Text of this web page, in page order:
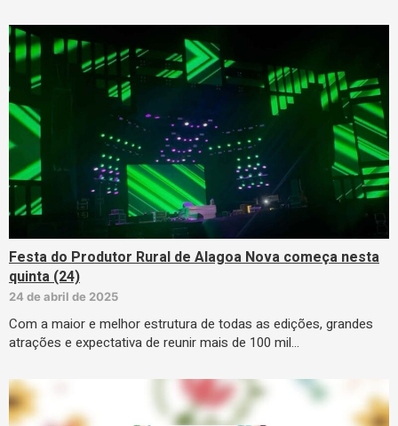
Festa do Produtor Rural de Alagoa Nova começa nesta
quinta (24)
24 de abril de 2025
Com a maior e melhor estrutura de todas as edições, grandes
atrações e expectativa de reunir mais de 100 mil…